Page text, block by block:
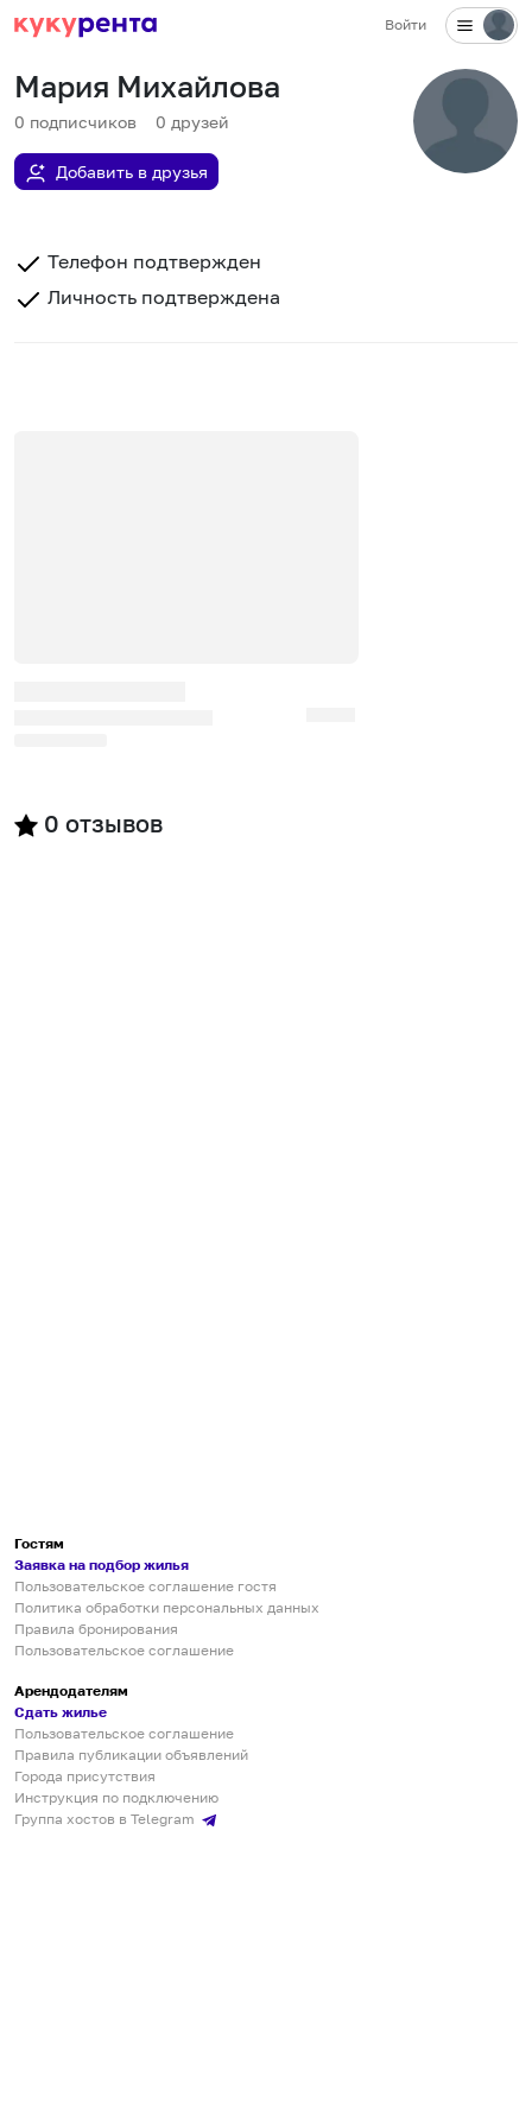
Войти
Мария Михайлова
0 подписчиков 0 друзей
Добавить в друзья
Телефон подтвержден
Личность подтверждена
0 отзывов
Гостям
Заявка на подбор жилья
Пользовательское соглашение гостя
Политика обработки персональных данных
Правила бронирования
Пользовательское соглашение
Арендодателям
Сдать жилье
Пользовательское соглашение
Правила публикации объявлений
Города присутствия
Инструкция по подключению
Группа хостов в Telegram